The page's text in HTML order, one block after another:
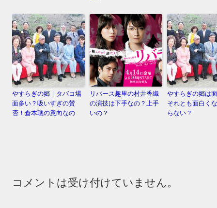
やすらぎの郷｜タバコ場
面多い？吸いすぎの賛
否！倉本聰の意向なの
リバース趣里の村井香織
の演技は下手なの？上手
いの？
やすらぎの郷は
それとも面白く
らない？
コメントは受け付けていません。